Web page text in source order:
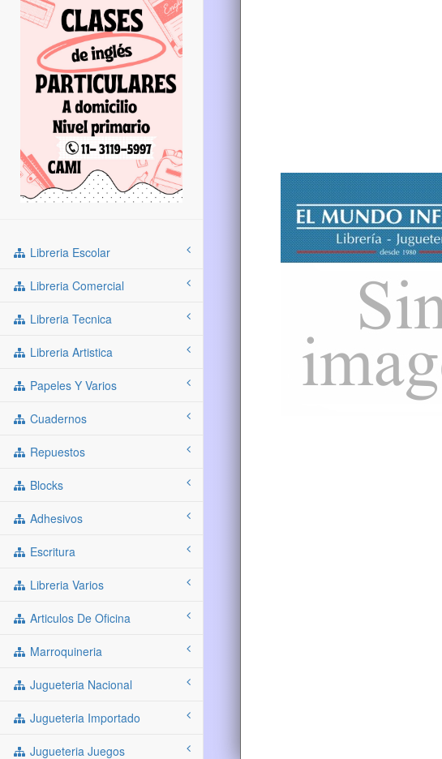
Libreria Escolar
Libreria Comercial
Libreria Tecnica
Libreria Artistica
Papeles Y Varios
Cuadernos
Repuestos
Blocks
Adhesivos
Escritura
Libreria Varios
Articulos De Oficina
Marroquineria
Jugueteria Nacional
Jugueteria Importado
Jugueteria Juegos